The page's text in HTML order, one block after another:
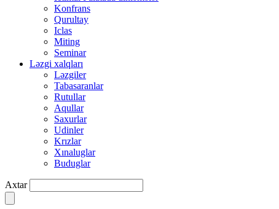
Konfrans
Qurultay
Iclas
Miting
Seminar
Ləzgi xalqları
Ləzgiler
Tabasaranlar
Rutullar
Aqullar
Saxurlar
Udinler
Krızlar
Xınaluglar
Buduglar
Axtar